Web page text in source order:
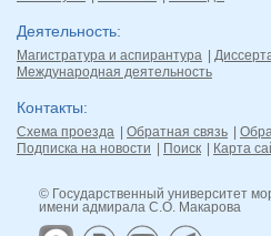
Деятельность
Магистратура и аспирантура
Международная деятельность
Контакты
Схема проезда Обратная связь
Подписка на новости
Поиск Карта
© Государственный университет
имени адмирала С.О. Макарова